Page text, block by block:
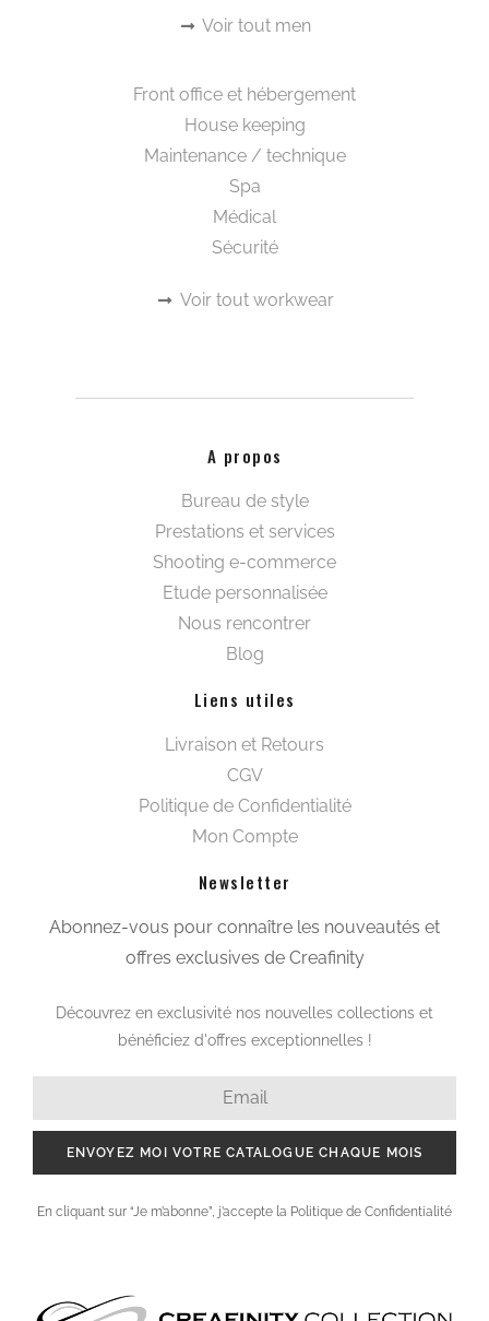
Voir tout men
Front office et hébergement
House keeping
Maintenance / technique
Spa
Médical
Sécurité
Voir tout workwear
A propos
Bureau de style
Prestations et services
Shooting e-commerce
Etude personnalisée
Nous rencontrer
Blog
Liens utiles
Livraison et Retours
CGV
Politique de Confidentialité
Mon Compte
Newsletter
Abonnez-vous pour connaître les nouveautés et
offres exclusives de Creafinity
Découvrez en exclusivité nos nouvelles collections et
bénéficiez d'offres exceptionnelles !
ENVOYEZ MOI VOTRE CATALOGUE CHAQUE MOIS
En cliquant sur “Je m’abonne”, j’accepte la Politique de Confidentialité